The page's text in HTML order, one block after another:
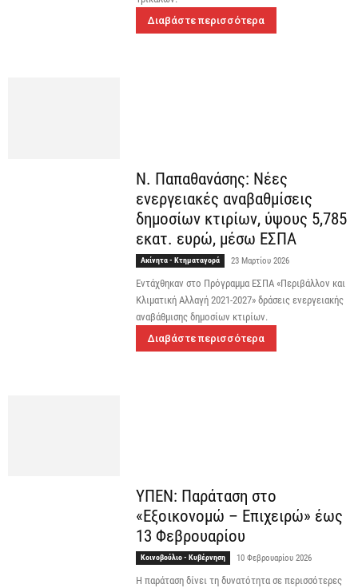
Διαβάστε περισσότερα
Ν. Παπαθανάσης: Νέες
ενεργειακές αναβαθμίσεις
δημοσίων κτιρίων, ύψους 5,785
εκατ. ευρώ, μέσω ΕΣΠΑ
Ακίνητα - Κτηματαγορά 23 Μαρτίου 2026
Eντάχθηκαν στο Πρόγραμμα ΕΣΠΑ «Περιβάλλον και
Κλιματική Αλλαγή 2021-2027» δράσεις ενεργειακής
αναβάθμισης δημοσίων κτιρίων.
Διαβάστε περισσότερα
ΥΠΕΝ: Παράταση στο
«Εξοικονομώ – Επιχειρώ» έως
13 Φεβρουαρίου
Κοινοβούλιο - Κυβέρνηση 10 Φεβρουαρίου 2026
H παράταση δίνει τη δυνατότητα σε περισσότερες